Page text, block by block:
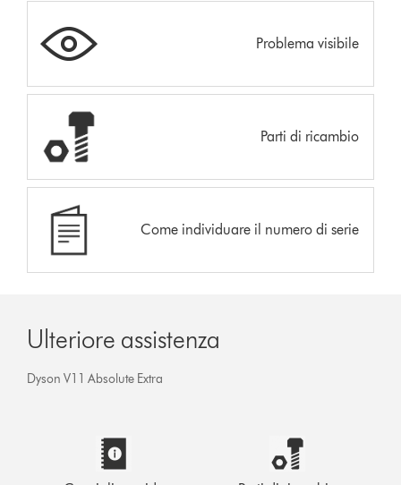
Problema visibile
Parti di ricambio
Come individuare il numero di serie
Ulteriore assistenza
Dyson V11 Absolute Extra